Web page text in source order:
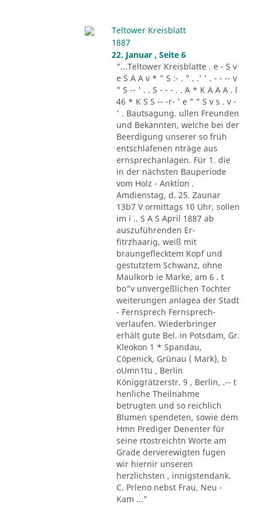
Teltower Kreisblatt
1887
22. Januar , Seite 6
"...Teltower Kreisblatte . e - S v
e S A A v * " S :- . " . .' ' . - - -- v
" S -- ' . . S - - - . . A * K A A A . l
46 * K S S -- -r- ' e " " S v s . v -
' . Bautsagung. ullen Freunden
und Bekannten, welche bei der
Beerdigung unserer so früh
entschlafenen nträge aus
ernsprechanlagen. Für 1. die
in der nächsten Bauperiode
vom Holz - Anktion .
Amdienstag, d. 25. Zaunar
13b7 V ormittags 10 Uhr, sollen
im i .. S A S April 1887 ab
auszuführenden Er-
fitrzhaarig, weiß mit
braungeflecktem Kopf und
gestutztem Schwanz, ohne
Maulkorb ie Marke, am 6 . t
bo"v unvergeßlichen Tochter
weiterungen anlagea der Stadt
- Fernsprech Fernsprech-
verlaufen. Wiederbringer
erhält gute Bel. in Potsdam, Gr.
Kleokon 1 * Spandau,
Cöpenick, Grünau ( Mark), b
oUmn1tu , Berlin
Königgrätzerstr. 9 , Berlin, .-- t
henliche Theilnahme
betrugten und so reichlich
Blumen spendeten, sowie dem
Hmn Prediger Denenter für
seine rtostreichtn Worte am
Grade derverewigten fugen
wir hiernir unseren
herzlichsten , innigstendank.
C. Prleno nebst Frau, Neu -
Kam ..."